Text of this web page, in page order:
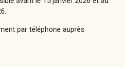
par téléphone auprès